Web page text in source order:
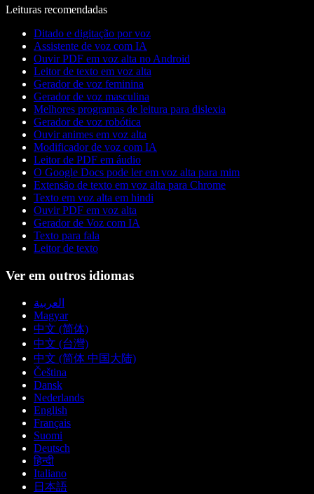
Leituras recomendadas
Ditado e digitação por voz
Assistente de voz com IA
Ouvir PDF em voz alta no Android
Leitor de texto em voz alta
Gerador de voz feminina
Gerador de voz masculina
Melhores programas de leitura para dislexia
Gerador de voz robótica
Ouvir animes em voz alta
Modificador de voz com IA
Leitor de PDF em áudio
O Google Docs pode ler em voz alta para mim
Extensão de texto em voz alta para Chrome
Texto em voz alta em hindi
Ouvir PDF em voz alta
Gerador de Voz com IA
Texto para fala
Leitor de texto
Ver em outros idiomas
العربية
Magyar
中文 (简体)
中文 (台灣)
中文 (简体 中国大陆)
Čeština
Dansk
Nederlands
English
Français
Suomi
Deutsch
हिन्दी
Italiano
日本語